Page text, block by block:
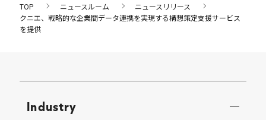
TOP ニュースルーム
ニュースリリース
クニエ、戦略的な企業間データ連携を実現する構想策定支援サービス
を提供
Industry